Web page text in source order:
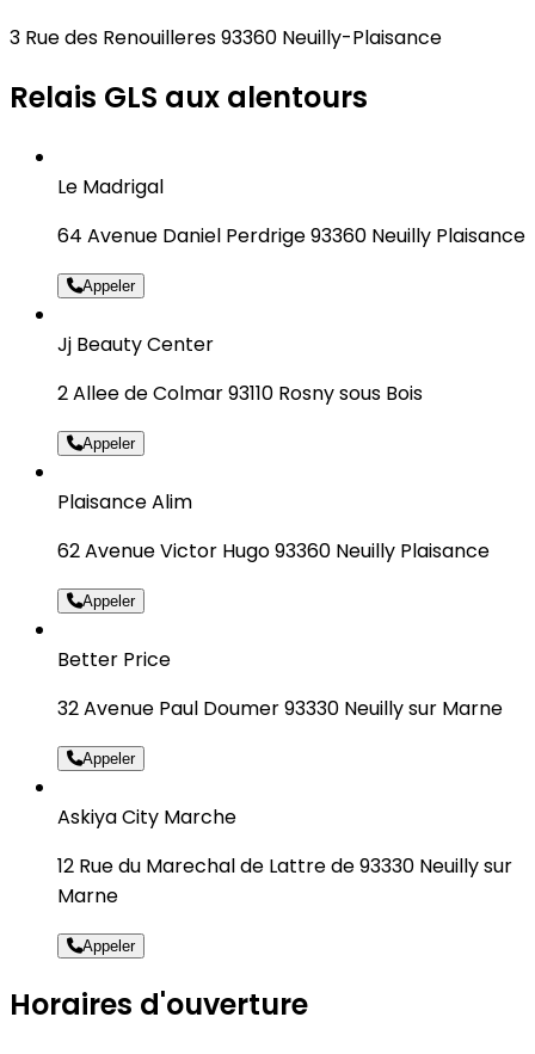
3 Rue des Renouilleres 93360 Neuilly-Plaisance
Relais GLS aux alentours
Le Madrigal
64 Avenue Daniel Perdrige 93360 Neuilly Plaisance
Appeler
Jj Beauty Center
2 Allee de Colmar 93110 Rosny sous Bois
Appeler
Plaisance Alim
62 Avenue Victor Hugo 93360 Neuilly Plaisance
Appeler
Better Price
32 Avenue Paul Doumer 93330 Neuilly sur Marne
Appeler
Askiya City Marche
12 Rue du Marechal de Lattre de 93330 Neuilly sur
Marne
Appeler
Horaires d'ouverture